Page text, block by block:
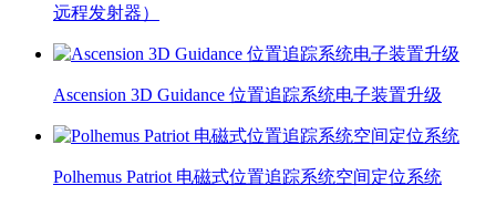
远程发射器）
Ascension 3D Guidance 位置追踪系统电子装置升级
Polhemus Patriot 电磁式位置追踪系统空间定位系统